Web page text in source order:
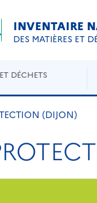
INVENTAIRE
DES MATIÈRES ET
DÉCHETS
(DIJON)